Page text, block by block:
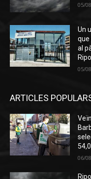
05/
Un
que
al
05/
ARTICLES
06/